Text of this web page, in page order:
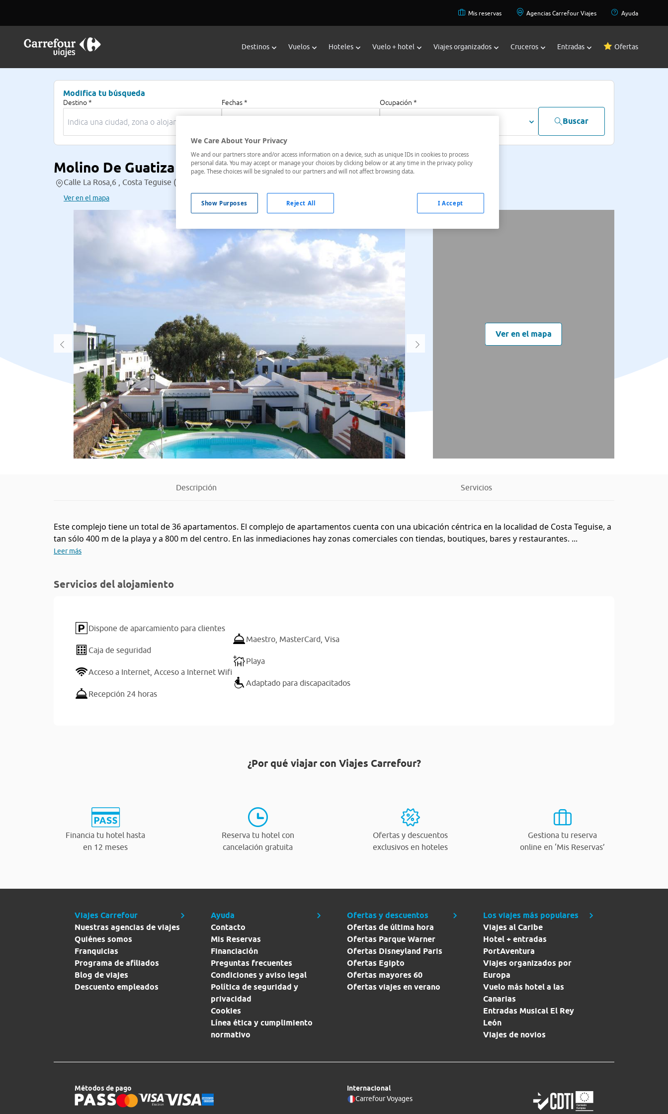
Mis reservas Agencias Carrefour Viajes Ayuda
Destinos Vuelos Hoteles Vuelo + hotel Viajes organizados Cruceros Entradas Ofertas
Modifica tu búsqueda
Destino * Fechas * Ocupación *
Buscar
Molino De Guatiza
Calle La Rosa,6 , Costa Teguise (Lanzarote), Las Palmas, España
Ver en el mapa
Ver en el mapa
Descripción Servicios
Este complejo tiene un total de 36 apartamentos. El complejo de apartamentos cuenta con una ubicación céntrica en la localidad de Costa Teguise, a
tan sólo 400 m de la playa y a 800 m del centro. En las inmediaciones hay zonas comerciales con tiendas, boutiques, bares y restaurantes. ...
Leer más
Servicios del alojamiento
Dispone de aparcamiento para clientes
Caja de seguridad
Acceso a Internet, Acceso a Internet Wifi
Recepción 24 horas
Maestro, MasterCard, Visa
Playa
Adaptado para discapacitados
¿Por qué viajar con Viajes Carrefour?
Financia tu hotel hasta
en 12 meses
Reserva tu hotel con
cancelación gratuita
Ofertas y descuentos
exclusivos en hoteles
Gestiona tu reserva
online en ‘Mis Reservas’
Viajes Carrefour
Nuestras agencias de viajes
Quiénes somos
Franquicias
Programa de afiliados
Blog de viajes
Descuento empleados
Ayuda
Contacto
Mis Reservas
Financiación
Preguntas frecuentes
Condiciones y aviso legal
Política de seguridad y
privacidad
Cookies
Línea ética y cumplimiento
normativo
Ofertas y descuentos
Ofertas de última hora
Ofertas Parque Warner
Ofertas Disneyland Paris
Ofertas Egipto
Ofertas mayores 60
Ofertas viajes en verano
Los viajes más populares
Viajes al Caribe
Hotel + entradas
PortAventura
Viajes organizados por
Europa
Vuelo más hotel a las
Canarias
Entradas Musical El Rey
León
Viajes de novios
Métodos de pago
Internacional
Carrefour Voyages
We Care About Your Privacy
We and our partners store and/or access information on a device, such as unique IDs in cookies to process
personal data. You may accept or manage your choices by clicking below or at any time in the privacy policy
page. These choices will be signaled to our partners and will not affect browsing data.
Show Purposes Reject All I Accept